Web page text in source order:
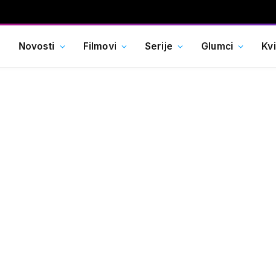
Novosti Filmovi Serije Glumci